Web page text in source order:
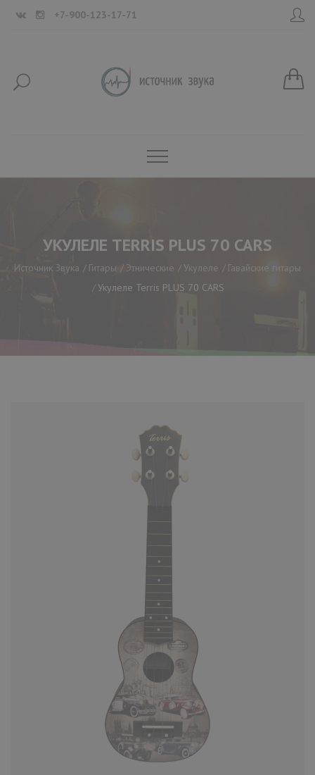
+7-900-123-17-71
УКУЛЕЛЕ TERRIS PLUS 70 CARS
Источник Звука Гитары Этнические Укулеле
Гавайские гитары
Укулеле Terris PLUS 70 CARS